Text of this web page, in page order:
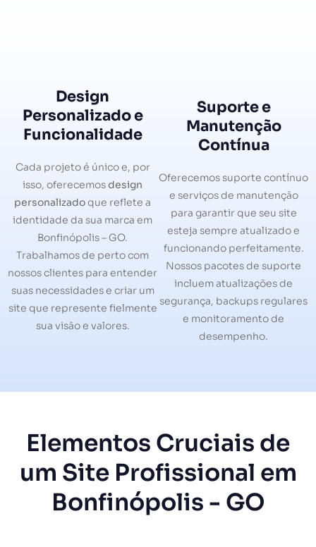
Design
Personalizado e
Funcionalidade
Cada projeto é único e, por
isso, oferecemosdesign
personalizadoque reflete a
identidade da sua marca em
Bonfinópolis – GO.
Trabalhamos de perto com
nossos clientes para entender
suas necessidades e criar um
site que represente fielmente
sua visão e valores.
Suporte e
Manutenção
Contínua
Oferecemos suporte contínuo
e serviços de manutenção
para garantir que seu site
esteja sempre atualizado e
funcionando perfeitamente.
Nossos pacotes de suporte
incluem atualizações de
segurança, backups regulares
e monitoramento de
desempenho.
Elementos Cruciais de
um Site Profissional em
Bonfinópolis - GO